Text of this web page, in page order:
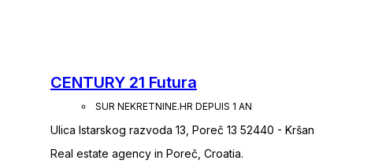
CENTURY 21 Futura
SUR NEKRETNINE.HR DEPUIS 1 AN
Ulica Istarskog razvoda 13, Poreč 13 52440 - Kršan
Real estate agency in Poreč, Croatia.